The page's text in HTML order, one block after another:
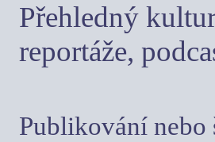
Přehledný
reportáže,
Publikování nebo